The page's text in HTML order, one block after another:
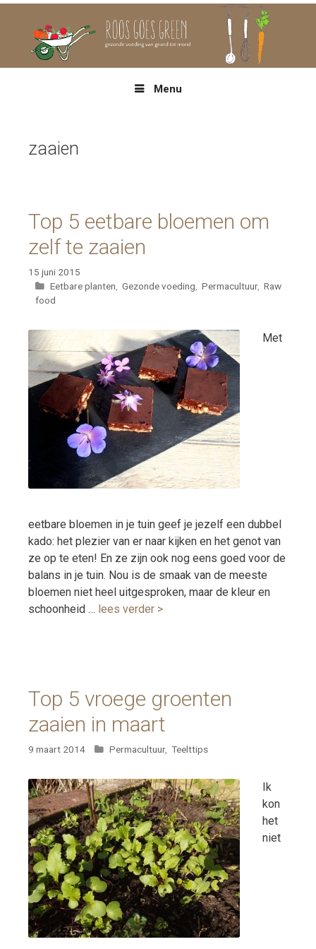
Menu
zaaien
Top 5 eetbare bloemen om
zelf te zaaien
15 juni 2015
Categorieën
Eetbare planten, Gezonde voeding, Permacultuur, Raw
food
Met
eetbare bloemen in je tuin geef je jezelf een dubbel
kado: het plezier van er naar kijken en het genot van
ze op te eten! En ze zijn ook nog eens goed voor de
balans in je tuin. Nou is de smaak van de meeste
bloemen niet heel uitgesproken, maar de kleur en
schoonheid … lees verder >
Top 5 vroege groenten
zaaien in maart
9 maart 2014 Categorieën
Permacultuur, Teelttips
Ik
kon
het
niet